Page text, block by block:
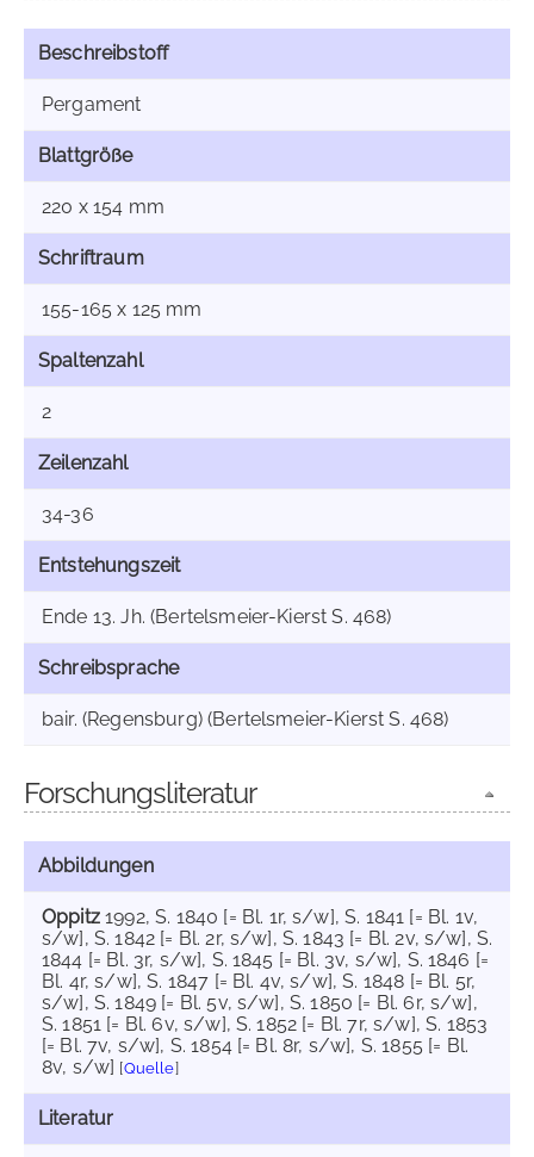
Beschreibstoff
Pergament
Blattgröße
220 x 154 mm
Schriftraum
155-165 x 125 mm
Spaltenzahl
2
Zeilenzahl
34-36
Entstehungszeit
Ende 13. Jh. (Bertelsmeier-Kierst S. 468)
Schreibsprache
bair. (Regensburg) (Bertelsmeier-Kierst S. 468)
Forschungsliteratur
Abbildungen
Oppitz1992, S. 1840 [= Bl. 1r, s/w], S. 1841 [= Bl. 1v,
s/w], S. 1842 [= Bl. 2r, s/w], S. 1843 [= Bl. 2v, s/w], S.
1844 [= Bl. 3r, s/w], S. 1845 [= Bl. 3v, s/w], S. 1846 [=
Bl. 4r, s/w], S. 1847 [= Bl. 4v, s/w], S. 1848 [= Bl. 5r,
s/w], S. 1849 [= Bl. 5v, s/w], S. 1850 [= Bl. 6r, s/w],
S. 1851 [= Bl. 6v, s/w], S. 1852 [= Bl. 7r, s/w], S. 1853
[= Bl. 7v, s/w], S. 1854 [= Bl. 8r, s/w], S. 1855 [= Bl.
8v, s/w] [Quelle]
Literatur